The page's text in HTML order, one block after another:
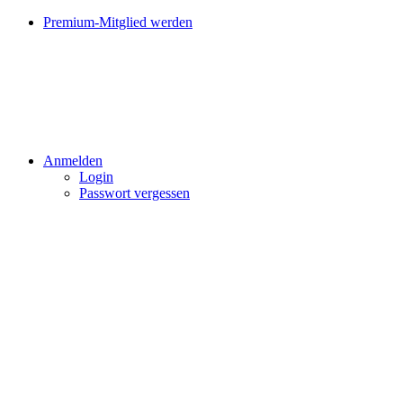
Premium-Mitglied werden
Anmelden
Login
Passwort vergessen